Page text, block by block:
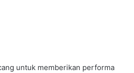
untuk memberikan performa